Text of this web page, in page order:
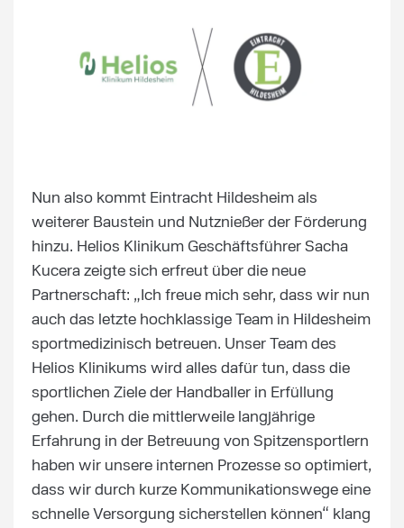
Nun also kommt Eintracht Hildesheim als
weiterer Baustein und Nutznießer der Förderung
hinzu. Helios Klinikum Geschäftsführer Sacha
Kucera zeigte sich erfreut über die neue
Partnerschaft: „Ich freue mich sehr, dass wir nun
auch das letzte hochklassige Team in Hildesheim
sportmedizinisch betreuen. Unser Team des
Helios Klinikums wird alles dafür tun, dass die
sportlichen Ziele der Handballer in Erfüllung
gehen. Durch die mittlerweile langjährige
Erfahrung in der Betreuung von Spitzensportlern
haben wir unsere internen Prozesse so optimiert,
dass wir durch kurze Kommunikationswege eine
schnelle Versorgung sicherstellen können“ klang